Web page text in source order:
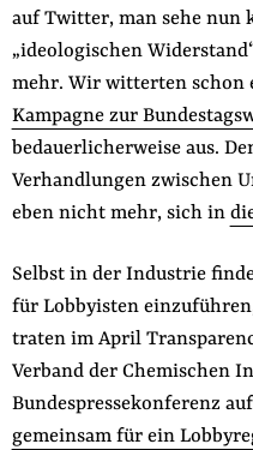
auf Twitter, man sehe nun
„ideologischen
mehr. Wir witterten schon
Kampagne zur
bedauerlicherweise aus.
Verhandlungen zwischen
eben nicht mehr, sich in
Selbst in der Industrie
für Lobbyisten
traten im April
Verband der Chemischen
Bundespressekonferenz
gemeinsam für ein